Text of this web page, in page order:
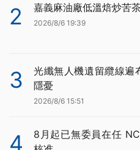
2 嘉義麻油廠低溫焙炒苦
2026/8/6 19:39
3
光纖無人機遺留纜線遍
隱憂
2026/8/6 15:51
4
8月起已無委員在任